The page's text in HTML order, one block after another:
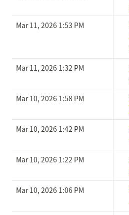
Mar 11, 2026 1:53 PM
Mar 11, 2026 1:32 PM
Mar 10, 2026 1:58 PM
Mar 10, 2026 1:42 PM
Mar 10, 2026 1:22 PM
Mar 10, 2026 1:06 PM